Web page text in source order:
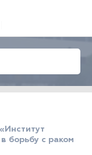
«Институт
борьбу с раком